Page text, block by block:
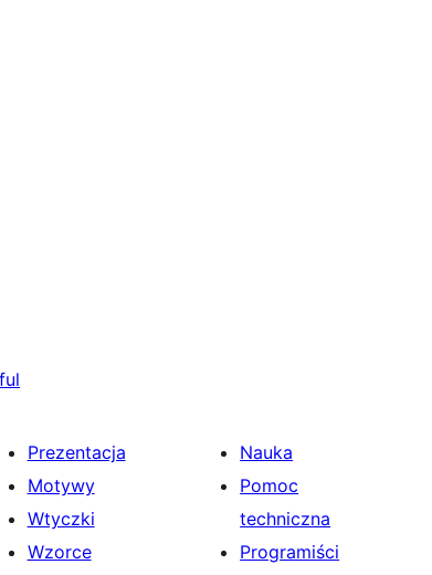
Prezentacja
Motywy
Wtyczki
Wzorce
Nauka
Pomoc
techniczna
Programiści